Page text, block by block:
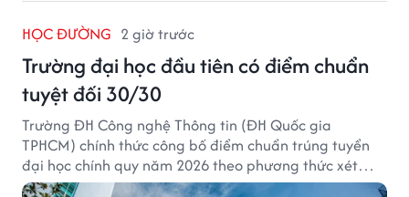
HỌC ĐƯỜNG 2 giờ trước
Trường đại học đầu tiên có điểm chuẩn
tuyệt đối 30/30
Trường ĐH Công nghệ Thông tin (ĐH Quốc gia
TPHCM) chính thức công bố điểm chuẩn trúng tuyển
đại học chính quy năm 2026 theo phương thức xét
tuyển tổng hợp.